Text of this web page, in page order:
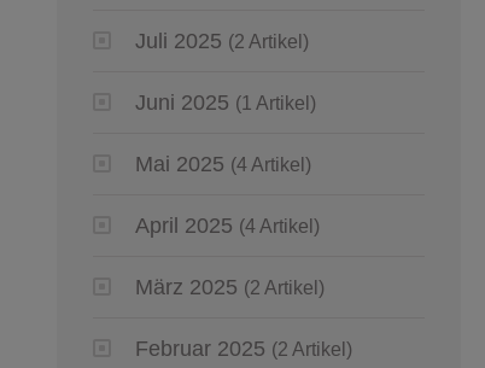
Juli 2025 (2 Artikel)
Juni 2025 (1 Artikel)
Mai 2025 (4 Artikel)
April 2025 (4 Artikel)
März 2025 (2 Artikel)
Februar 2025 (2 Artikel)